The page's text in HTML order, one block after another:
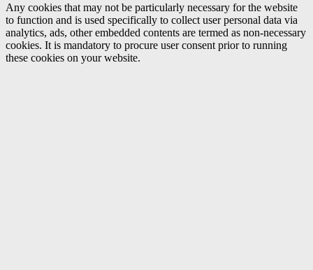
Any cookies that may not be particularly necessary for the website
to function and is used specifically to collect user personal data via
analytics, ads, other embedded contents are termed as non-necessary
cookies. It is mandatory to procure user consent prior to running
these cookies on your website.